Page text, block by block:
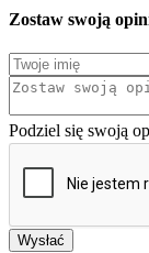
Zostaw swoją
Podziel się swoją
Wysłać